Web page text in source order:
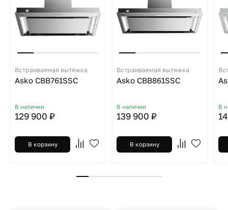
Встраиваемая вытяжка
Asko CBB761SSC
В наличии
129 900 ₽
В корзину
Встраиваемая вытяжка
Asko CBB861SSC
В наличии
139 900 ₽
В корзину
В